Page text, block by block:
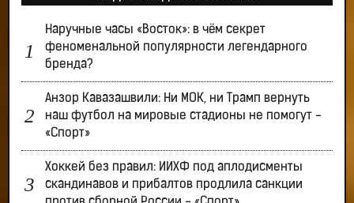
Наручные часы «Восток»: в чём секрет
феноменальной популярности легендарного
бренда?
Анзор Кавазашвили: Ни МОК, ни Трамп вернуть
наш футбол на мировые стадионы не помогут -
«Спорт»
Хоккей без правил: ИИХФ под аплодисменты
скандинавов и прибалтов продлила санкции